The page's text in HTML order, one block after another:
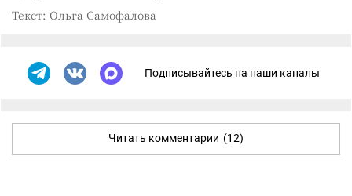
Текст: Ольга Самофалова
Подписывайтесь на наши каналы
Читать комментарии (12)